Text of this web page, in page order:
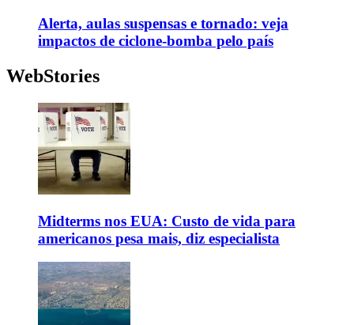
Alerta, aulas suspensas e tornado: veja
impactos de ciclone-bomba pelo país
WebStories
Midterms nos EUA: Custo de vida para
americanos pesa mais, diz especialista